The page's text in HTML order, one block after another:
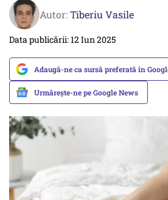
Autor:Tiberiu Vasile
Data publicării: 12 Iun 2025
Adaugă-ne ca sursă preferată în
Urmărește-ne pe Google News